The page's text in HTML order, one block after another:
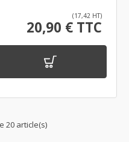
(17,42 HT)
20,90 € TTC
20 article(s)